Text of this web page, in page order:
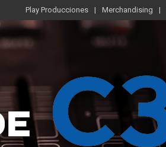
Play Producciones Merchandising